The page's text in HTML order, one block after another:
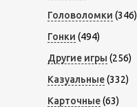
Головоломки (346)
Гонки (494)
Другие игры (256)
Казуальные(332)
Карточные(63)